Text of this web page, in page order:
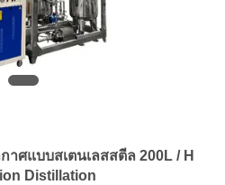
ศแบบสเตนเลสสตีล 200L / H
Distillation